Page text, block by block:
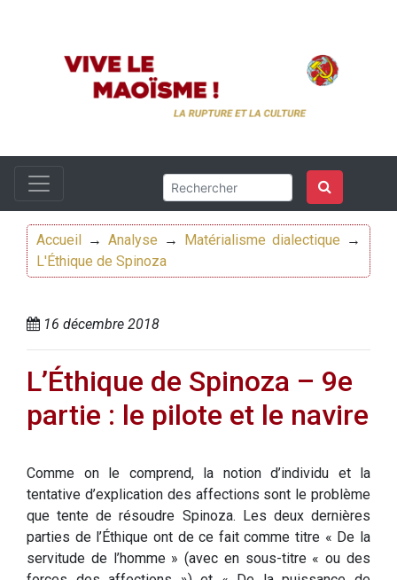
Accueil → Analyse → Matérialisme dialectique →
L'Éthique de Spinoza
16 décembre 2018
L’Éthique de Spinoza – 9e
partie : le pilote et le navire
Comme on le comprend, la notion d’individu et la
tentative d’explication des affections sont le problème
que tente de résoudre Spinoza. Les deux dernières
parties de l’Éthique ont de ce fait comme titre « De la
servitude de l’homme » (avec en sous-titre « ou des